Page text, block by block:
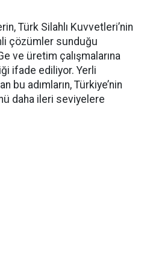
Türk Silahlı Kuvvetleri’nin
çözümler sunduğu
ve üretim çalışmalarına
ifade ediliyor. Yerli
bu adımların, Türkiye’nin
daha ileri seviyelere